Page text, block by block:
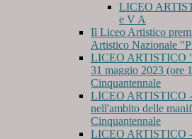
LICEO
e V A
Il Liceo Artistico
Artistico Nazionale
LICEO ARTISTICO
31 maggio 2023 (ore
Cinquantennale
LICEO ARTISTICO
nell'ambito delle
Cinquantennale
LICEO ARTISTICO